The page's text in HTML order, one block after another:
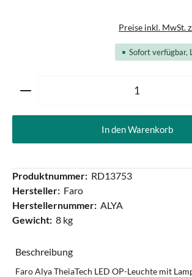
Preise inkl. MwSt.
Sofort verfügbar,
Produkt Anzahl: Gib den
In den Warenkorb
Produktnummer: RD13753
Hersteller: Faro
Herstellernummer: ALYA
Gewicht: 8 kg
Beschreibung
Faro Alya TheiaTech LED OP-Leuchte mit